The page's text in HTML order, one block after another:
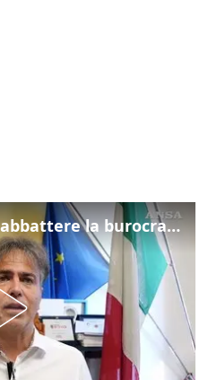
La fibra aiuta l'IA ad abbattere la burocrazia, progetto pilota in Veneto